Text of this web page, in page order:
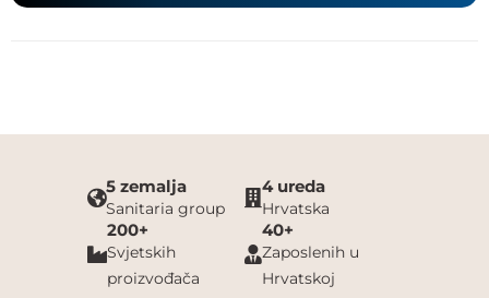
5 zemalja
Sanitaria group
4 ureda
Hrvatska
200+
Svjetskih
proizvođača
40+
Zaposlenih u
Hrvatskoj